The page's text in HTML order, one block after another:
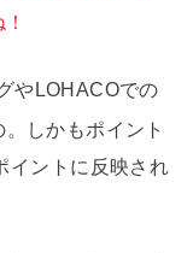
やLOHACOでの
しかもポイント
イントに反映され